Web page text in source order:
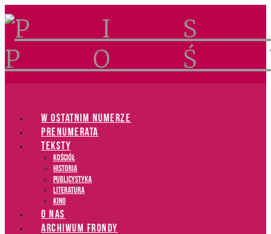
W OSTATNIM NUMERZE
PRENUMERATA
TEKSTY
Kościół
Historia
Publicystyka
Literatura
Kino
O NAS
ARCHIWUM FRONDY